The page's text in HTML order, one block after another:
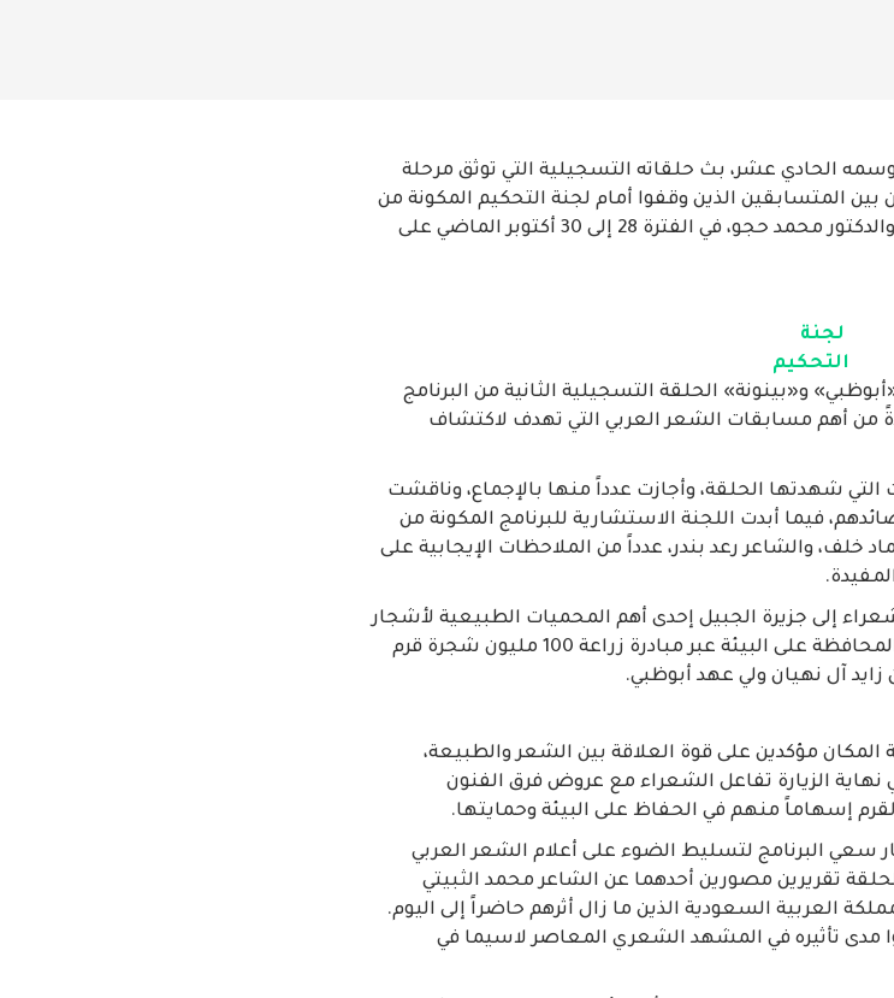
الحادي عشر، بث حلقاته التسجيلية التي توثق مرحلة
بين المتسابقين الذين وقفوا أمام لجنة التحكيم المكونة من
الدكتور وهب رومية، والدكتور علي بن تميم، والدكتور محمد حجو، في الفترة 28 إلى 30 أكتوبر الماضي على
لجنة
التحكيم
و«بينونة» الحلقة التسجيلية الثانية من البرنامج
من أهم مسابقات الشعر العربي التي تهدف لاكتشاف
شهدتها الحلقة، وأجازت عدداً منها بالإجماع، وناقشت
فيما أبدت اللجنة الاستشارية للبرنامج المكونة من
خلف، والشاعر رعد بندر، عدداً من الملاحظات الإيجابية على
إلى جزيرة الجبيل إحدى أهم المحميات الطبيعية لأشجار
القرم، حيث تعرفوا إلى إسهام الجزيرة في المحافظة على البيئة عبر مبادرة زراعة 100 مليون شجرة قرم
آل نهيان ولي عهد أبوظبي.
مؤكدين على قوة العلاقة بين الشعر والطبيعة،
نهاية الزيارة تفاعل الشعراء مع عروض فرق الفنون
إسهاماً منهم في الحفاظ على البيئة وحمايتها.
سعي البرنامج لتسليط الضوء على أعلام الشعر العربي
تقريرين مصورين أحدهما عن الشاعر محمد الثبيتي
المملكة العربية السعودية الذين ما زال أثرهم حاضراً إلى اليوم.
مدى تأثيره في المشهد الشعري المعاصر لاسيما في